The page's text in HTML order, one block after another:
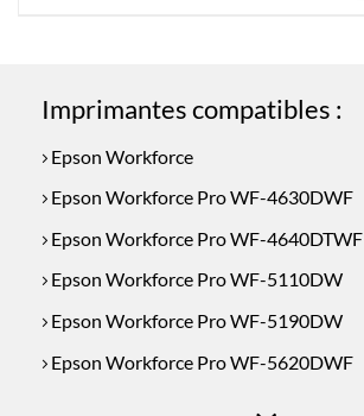
Imprimantes compatibles :
Epson Workforce
Epson Workforce Pro WF-4630DWF
Epson Workforce Pro WF-4640DTWF
Epson Workforce Pro WF-5110DW
Epson Workforce Pro WF-5190DW
Epson Workforce Pro WF-5620DWF